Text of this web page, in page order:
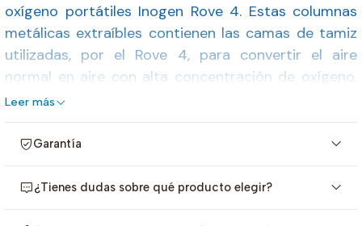
oxígeno portátiles Inogen Rove 4. Estas columnas
metálicas extraíbles contienen las camas de tamiz
utilizadas, por el Rove 4, para convertir el aire
normal en aire con alta concentración de oxígeno.
Los pares de columnas deben cambiarse según sea
necesario, generalmente cada 18-24 meses.
Un par de columnas (cama de tamices) siempre debe estar
camas de tamiz se desgastarán después de un uso
Leer más
Garantía
¿Tienes dudas sobre qué producto elegir?